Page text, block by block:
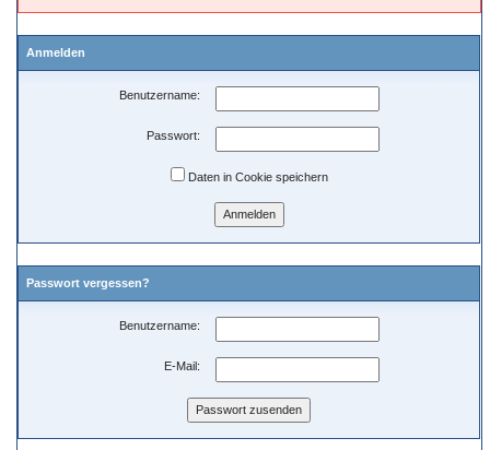
Anmelden
Benutzername:
Passwort:
Daten in Cookie speichern
Passwort vergessen?
Benutzername:
E-Mail: